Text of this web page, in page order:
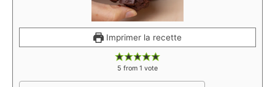
Imprimer la recette
5 from 1 vote